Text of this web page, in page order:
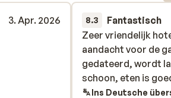
3. Apr. 2026
8.3 Fantastisch
Zeer vriendelijk
aandacht voor de
gedateerd, wordt
schoon, eten is
Zeer vriendelijk
aandacht voor de
gedateerd, wordt
schoon, eten is
Ins Deutsche